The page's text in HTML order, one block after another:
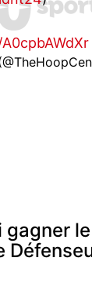
gagner